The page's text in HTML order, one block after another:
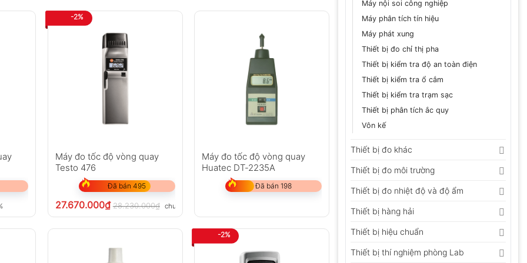
Máy nội soi công nghiệp
Máy phân tích tín hiệu
Máy phát xung
Thiết bị đo chỉ thị pha
Thiết bị kiểm tra độ an toàn điện
Thiết bị kiểm tra ổ cắm
Thiết bị kiểm tra trạm sạc
Thiết bị phân tích ắc quy
Vôn kế
Thiết bị đo khác
Thiết bị đo môi trường
Thiết bị đo nhiệt độ và độ ẩm
Thiết bị hàng hải
Thiết bị hiệu chuẩn
Thiết bị thí nghiệm phòng Lab
bao giờ hết, góp phần nâng cao hiệu suất làm việc và kéo dài tuổi
-2%
Máy đo tốc độ vòng quay
Testo 476
Đã bán 495
27.670.000₫ 28.230.000₫ chưa VAT 8%
Máy đo tốc độ vòng quay
Huatec DT-2235A
Đã bán 198
-2%